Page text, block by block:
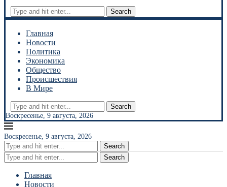
Search
Главная
Новости
Политика
Экономика
Общество
Происшествия
В Мире
Search
Воскресенье, 9 августа, 2026
Воскресенье, 9 августа, 2026
Search
Search
Главная
Новости